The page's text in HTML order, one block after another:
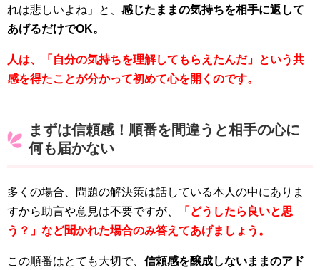
れは悲しいよね」と、 感じたままの気持ちを相手に返して
あげるだけでOK。
人は、「自分の気持ちを理解してもらえたんだ」という共
感を得たことが分かって初めて心を開くのです。
まずは信頼感！順番を間違うと相手の心に
何も届かない
多くの場合、問題の解決策は話している本人の中にありま
すから助言や意見は不要ですが、
「どうしたら良いと思
う？」など聞かれた場合のみ答えてあげましょう。
この順番はとても大切で、 信頼感を醸成しないままのアド